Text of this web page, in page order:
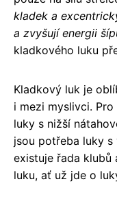
kladek a
a zvyšují energii
kladkového luku
Kladkový luk je
i mezi myslivci.
luky s nižší
jsou potřeba luky s
existuje řada klubů
luku, ať už jde o